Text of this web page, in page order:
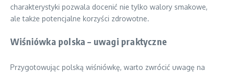
charakterystyki pozwala docenić nie tylko walory smakowe,
ale także potencjalne korzyści zdrowotne.
Wiśniówka polska – uwagi praktyczne
Przygotowując polską wiśniówkę, warto zwrócić uwagę na